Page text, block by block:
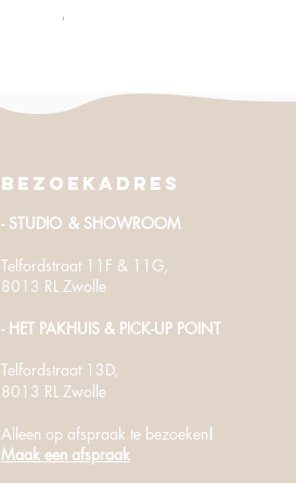
excl. BTW
Bezoekadres
- STUDIO & SHOWROOM
Telfordstraat 11F & 11G,
8013 RL Zwolle
- HET PAKHUIS​ & PICK-UP POINT
Telfordstraat13D,
8013 RL Zwolle
Alleen op afspraak te bezoeken!
Maak een afspraak